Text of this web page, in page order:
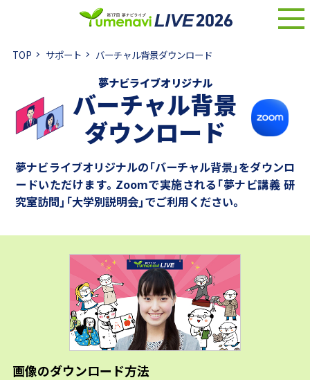
TOP サポート バーチャル背景ダウンロード
夢ナビライブオリジナル
バーチャル背景
ダウンロード
夢ナビライブオリジナルの「バーチャル背景」をダウンロ
ードいただけます。 Zoomで実施される「夢ナビ講義 研
究室訪問」「大学別説明会」でご利用ください。
画像のダウンロード方法